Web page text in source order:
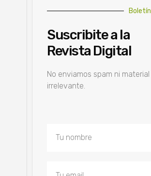
Boletín
Suscribite a la
Revista Digital
No enviamos spam ni material
irrelevante.